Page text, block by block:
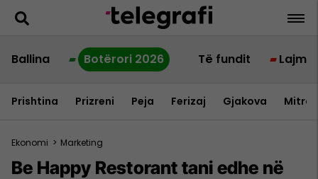
Ballina Botërori 2026 Të fundit Lajme
Prishtina Prizreni Peja Ferizaj Gjakova
Ekonomi > Marketing
Be Happy Restorant tani edhe në